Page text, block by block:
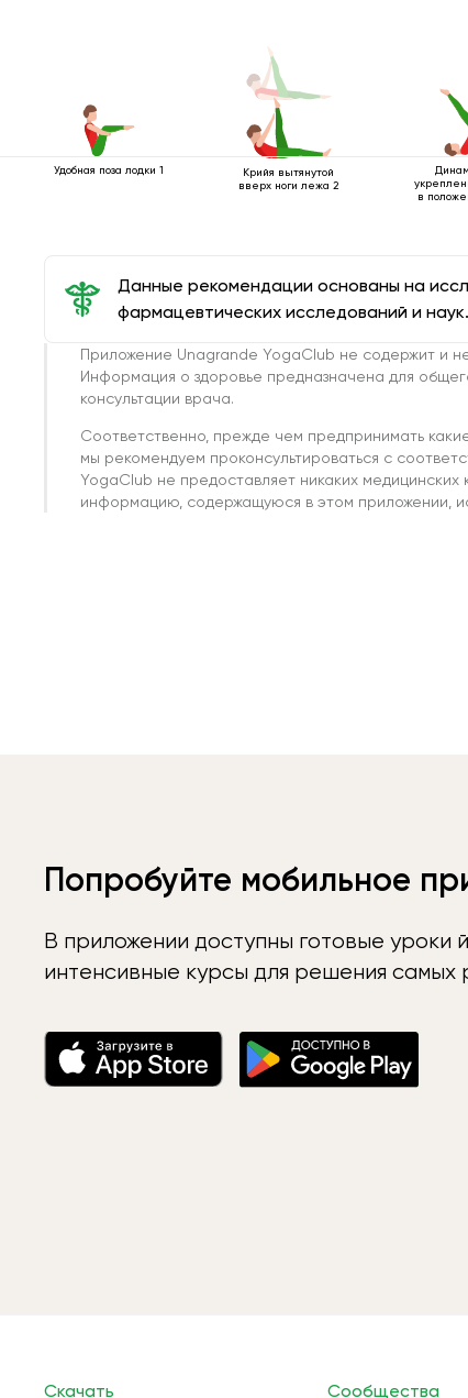
Удобная поза лодки 1
Крийя вытянутой
вверх ноги лежа 2
в
Данные рекомендации основаны на
фармацевтических исследований и наук.
Приложение Unagrande YogaClub не содержит и
Информация о здоровье предназначена для
консультации врача.
Соответственно, прежде чем предпринимать
мы рекомендуем проконсультироваться с
YogaClub не предоставляет никаких
информацию, содержащуюся в этом приложении,
Попробуйте мобильное
В приложении доступны готовые уроки
интенсивные курсы для решения самых
Скачать Сообщества